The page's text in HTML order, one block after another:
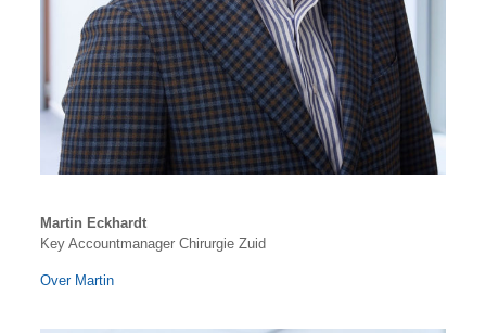
Martin Eckhardt
Key Accountmanager Chirurgie Zuid
Over Martin